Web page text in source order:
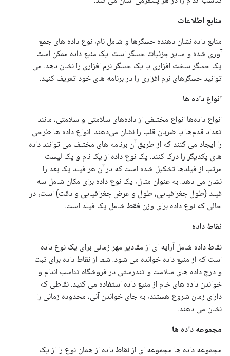
منابع اطلاعات
منابع داده نشان دهنده حسگرها و شامل نام، نوع داده های جمع
آوری شده و سایر جزئیات حسگر است. یک منبع داده ممکن است
یک حسگر سخت افزاری یا یک حسگر نرم افزاری را نشان دهد. می
توانید حسگرهای نرم افزاری را در برنامه های خود تعریف کنید.
انواع داده ها
انواع داده‌ها انواع مختلفی از داده‌های سلامتی و سلامتی، مانند
تعداد قدم‌ها یا ضربان قلب را نشان می‌دهند. انواع داده ها طرحی
را ایجاد می کنند که از طریق آن برنامه های مختلف می توانند داده
های یکدیگر را درک کنند. یک نوع داده از یک نام و یک لیست
مرتب از فیلدها تشکیل شده است که در آن هر فیلد یک بعد را
نشان می دهد. به عنوان مثال، یک نوع داده برای مکان شامل سه
فیلد (طول جغرافیایی، طول و عرض جغرافیایی و دقت) است، در
حالی که نوع داده برای وزن فقط شامل یک فیلد است.
نقاط داده
نقاط داده شامل آرایه ای از مقادیر مهر زمانی برای یک نوع داده
است که از منبع داده خوانده می شود. شما از نقاط داده برای ثبت
و درج داده های سلامت و تندرستی در فروشگاه تناسب اندام و
خواندن داده های خام از منبع داده استفاده می کنید. نقاطی که
دارای زمان شروع هستند، به جای خواندن آنی، محدوده زمانی را
نشان می دهند.
مجموعه داده ها
مجموعه داده ها مجموعه ای از نقاط داده از همان نوع را از یک